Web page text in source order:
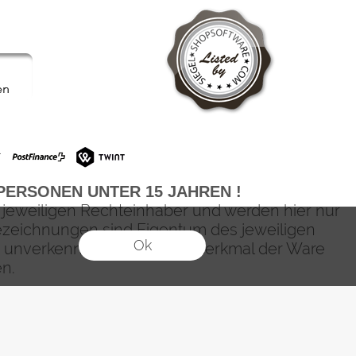
Ok
UNTER 15 JAHREN !
Rechteinhaber und werden hier nur
sind Eigentum des jeweiligen
Qualitätsmerkmal der Ware